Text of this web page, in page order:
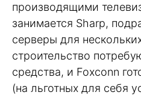
производящими
занимается Sharp,
серверы для
строительство
средства, и Foxconn
(на льготных для себя